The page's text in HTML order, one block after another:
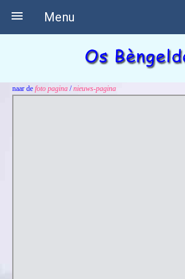
Menu

naar de foto pagina /nieuws-pagina